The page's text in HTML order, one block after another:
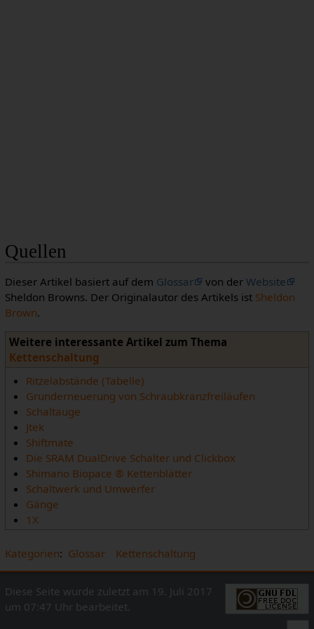
Quellen
Dieser Artikel basiert auf dem Glossar von der Website
Sheldon Browns. Der Originalautor des Artikels ist Sheldon
Brown.
Weitere interessante Artikel zum Thema
Kettenschaltung
Ritzelabstände (Tabelle)
Grunderneuerung von Schraubkranzfreiläufen
Schaltauge
Jtek
Shiftmate
Die SRAM DualDrive Schalter und Clickbox
Shimano Biopace ® Kettenblätter
Schaltwerk und Umwerfer
Gänge
1X
Kategorien: Glossar Kettenschaltung
Diese Seite wurde zuletzt am 19. Juli 2017
um 07:47 Uhr bearbeitet.